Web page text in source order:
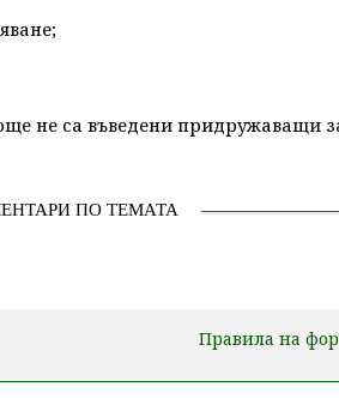
не са въведени придружаващи
ПО ТЕМАТА
Правила на